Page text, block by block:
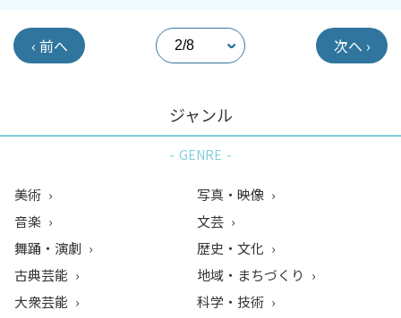
‹ 前へ 次へ ›
ジャンル
GENRE
美術
音楽
舞踊・演劇
古典芸能
大衆芸能
写真・映像
文芸
歴史・文化
地域・まちづくり
科学・技術